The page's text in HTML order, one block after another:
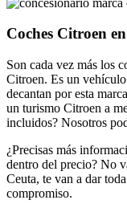
Coches Citroen
Son cada vez más los
Citroen. Es un vehículo
decantan por esta
un turismo Citroen a
incluidos? Nosotros
¿Precisas más
dentro del precio? No
Ceuta, te van a dar
compromiso.